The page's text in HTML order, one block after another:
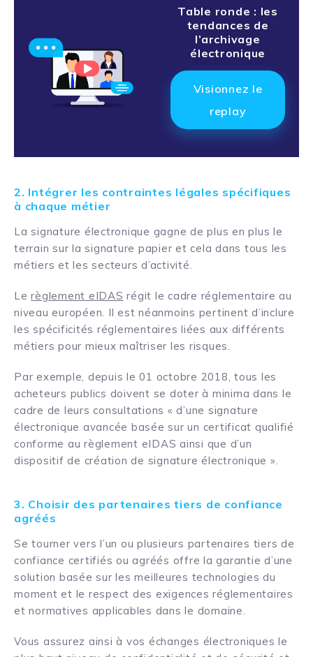
Table ronde : les
tendances de
l’archivage
électronique
Visionnez le
replay
2. Intégrer les contraintes légales spécifiques
à chaque métier
La signature électronique gagne de plus en plus le
terrain sur la signature papier et cela dans tous les
métiers et les secteurs d’activité.
Lerèglement eIDAS régit le cadre réglementaire au
niveau européen. Il est néanmoins pertinent d’inclure
les spécificités réglementaires liées aux différents
métiers pour mieux maîtriser les risques.
Par exemple, depuis le 01 octobre 2018, tous les
acheteurs publics doivent se doter à minima dans le
cadre de leurs consultations « d’une signature
électronique avancée basée sur un certificat qualifié
conforme au règlement eIDAS ainsi que d’un
dispositif de création de signature électronique ».
3. Choisir des partenaires tiers de confiance
agréés
Se tourner vers l’un ou plusieurs partenaires tiers de
confiance certifiés ou agréés offre la garantie d’une
solution basée sur les meilleures technologies du
moment et le respect des exigences réglementaires
et normatives applicables dans le domaine.
Vous assurez ainsi à vos échanges électroniques le